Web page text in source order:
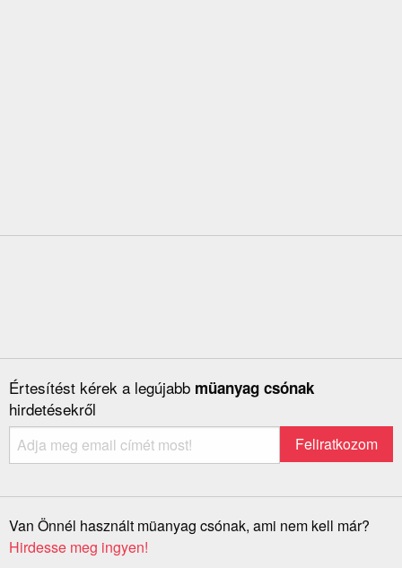
Értesítést kérek a legújabb müanyag csónak
hirdetésekről
Van Önnél használt müanyag csónak, ami nem kell már?
Hirdesse meg ingyen!